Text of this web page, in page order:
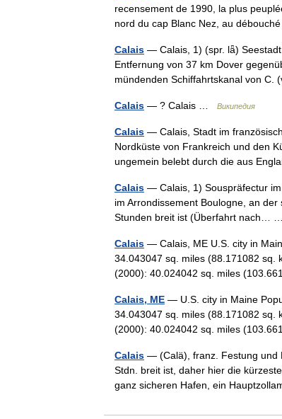
recensement de 1990, la plus
nord du cap Blanc Nez, au
Calais — Calais, 1) (spr. lǟ)
Entfernung von 37 km Dover
mündenden Schiffahrtskanal von
Calais — ? Calais … Википедия
Calais — Calais, Stadt im
Nordküste von Frankreich und den
ungemein belebt durch die aus
Calais — Calais, 1) Souspräfectur
im Arrondissement Boulogne, an
Stunden breit ist (Überfahrt nach…
Calais — Calais, ME U.S. city in
34.043047 sq. miles (88.171082 sq.
(2000): 40.024042 sq. miles
Calais, ME — U.S. city in Maine
34.043047 sq. miles (88.171082 sq.
(2000): 40.024042 sq. miles
Calais — (Calä), franz. Festung und
Stdn. breit ist, daher hier die
ganz sicheren Hafen, ein